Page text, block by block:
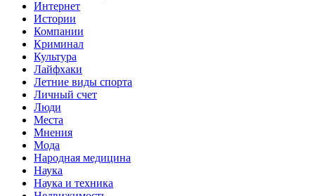
Интернет
Истории
Компании
Криминал
Культура
Лайфхаки
Летние виды спорта
Личный счет
Люди
Места
Мнения
Мода
Народная медицина
Наука
Наука и техника